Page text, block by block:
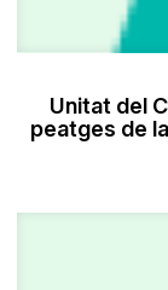
Unitat del
peatges de